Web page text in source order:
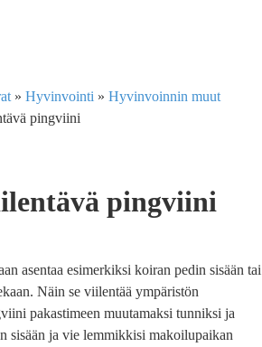
» Hyvinvointi » Hyvinvoinnin muut
pingviini
pingviini
asentaa esimerkiksi koiran pedin sisään tai
Näin se viilentää ympäristön
pakastimeen muutamaksi tunniksi ja
sisään ja vie lemmikkisi makoilupaikan